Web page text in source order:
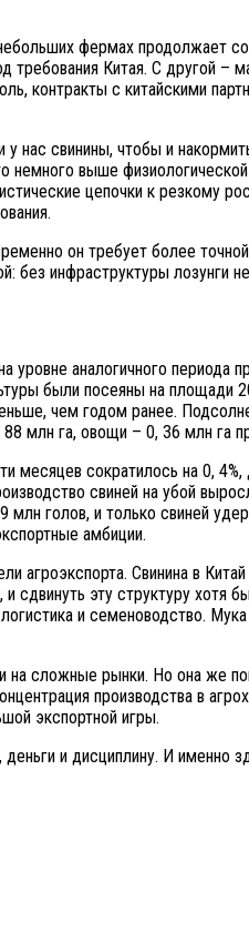
фермах продолжает
Китая. С другой –
контракты с китайскими
нас свинины, чтобы и
выше
цепочки к резкому
он требует более
без инфраструктуры лозунги
аналогичного периода
были посеяны на
чем годом ранее.
млн га, овощи – 0, 36 млн га
месяцев сократилось на 0,
свиней на убой
голов, и только свиней
амбиции.
агроэкспорта. Свинина в
эту структуру хотя
и семеноводство.
сложные рынки. Но она же
производства в
экспортной игры.
и дисциплину. И